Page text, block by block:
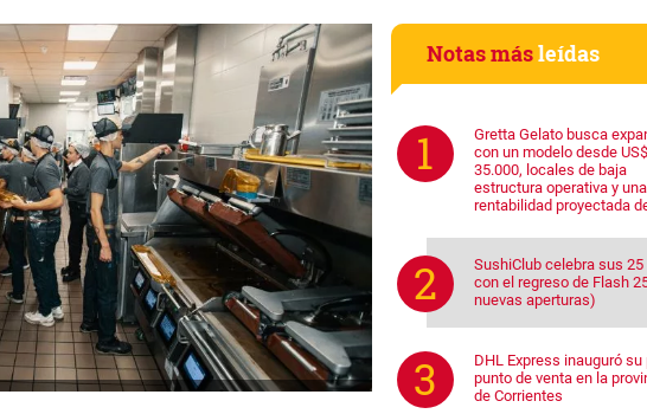
Notas másleídas
Gretta Gelato busca
con un modelo desde US$
35.000, locales de baja
estructura operativa y una
rentabilidad proyectada
SushiClub celebra sus 25
con el regreso de Flash
nuevas aperturas)
DHL Express inauguró su
punto de venta en la
de Corrientes